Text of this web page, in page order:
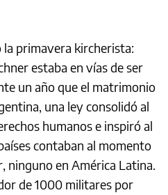
la primavera kircherista:
estaba en vías de ser
un año que el matrimonio
una ley consolidó al
humanos e inspiró al
contaban al momento
ninguno en América Latina.
de 1000 militares por